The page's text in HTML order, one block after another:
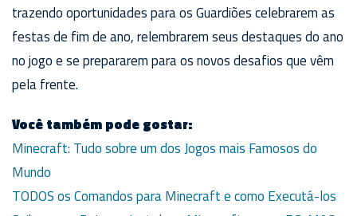
trazendo oportunidades para os Guardiões celebrarem as
festas de fim de ano, relembrarem seus destaques do ano
no jogo e se prepararem para os novos desafios que vêm
pela frente.
Você também pode gostar:
Minecraft: Tudo sobre um dos Jogos mais Famosos do
Mundo
TODOS os Comandos para Minecraft e como Executá-los